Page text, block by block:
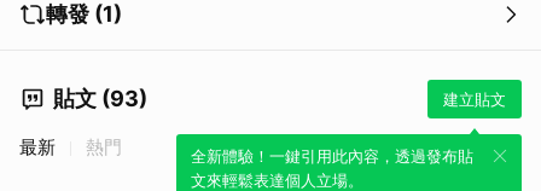
轉發 (1)
貼文 (93) 建立貼文
全新體驗！一鍵引用此內容，透過發布貼
文來輕鬆表達個人立場。
最新 熱門